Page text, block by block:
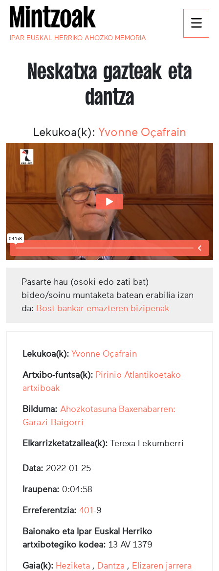
IPAR EUSKAL HERRIKO AHOZKO MEMORIA
Neskatxa gazteak eta
dantza
Lekukoa(k): Yvonne Oçafrain
Pasarte hau (osoki edo zati bat)
bideo/soinu muntaketa batean erabilia izan
da: Bost bankar emazteren bizipenak
Lekukoa(k): Yvonne Oçafrain
Artxibo-funtsa(k): Pirinio Atlantikoetako
artxiboak
Bilduma: Ahozkotasuna Baxenabarren:
Garazi-Baigorri
Elkarrizketatzailea(k): Terexa Lekumberri
Data: 2022-01-25
Iraupena: 0:04:58
Erreferentzia: 401-9
Baionako eta Ipar Euskal Herriko
artxibotegiko kodea: 13 AV 1379
Gaia(k): Heziketa , Dantza , Elizaren jarrera